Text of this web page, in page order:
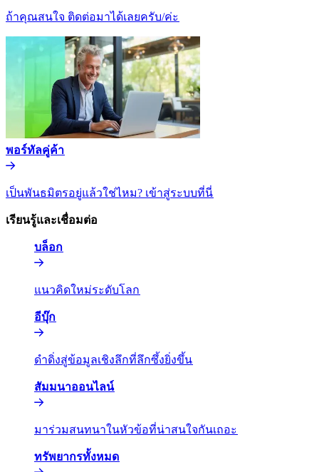
ถ้าคุณสนใจ ติดต่อมาได้เลยครับ/ค่ะ​​
พอร์ทัลคู่ค้า​​
เป็นพันธมิตรอยู่แล้วใช่ไหม? เข้าสู่ระบบที่นี่​​
เรียนรู้และเชื่อมต่อ​​
บล็อก​​
แนวคิดใหม่ระดับโลก​​
อีบุ๊ก​​
ดำดิ่งสู่ข้อมูลเชิงลึกที่ลึกซึ้งยิ่งขึ้น​​
สัมมนาออนไลน์​​
มาร่วมสนทนาในหัวข้อที่น่าสนใจกันเถอะ​​
ทรัพยากรทั้งหมด​​